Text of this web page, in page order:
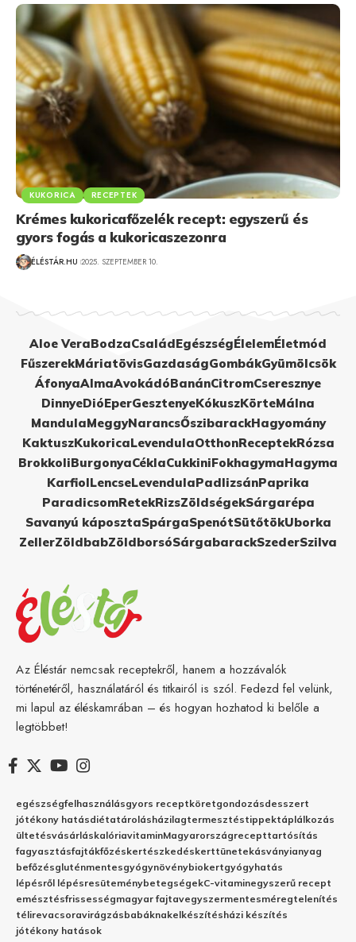
KUKORICA RECEPTEK
Krémes kukoricafőzelék recept: egyszerű és
gyors fogás a kukoricaszezonra
ÉLÉSTÁR.HU 2025. SZEPTEMBER 10.
Aloe VeraBodzaCsaládEgészségÉlelemÉletmód
FűszerekMáriatövisGazdaságGombákGyümölcsök
ÁfonyaAlmaAvokádóBanánCitromCseresznye
DinnyeDióEperGesztenyeKókuszKörteMálna
MandulaMeggyNarancsŐszibarackHagyomány
KaktuszKukoricaLevendulaOtthonReceptekRózsa
BrokkoliBurgonyaCéklaCukkiniFokhagymaHagyma
KarfiolLencseLevendulaPadlizsánPaprika
ParadicsomRetekRizsZöldségekSárgarépa
Savanyú káposztaSpárgaSpenótSütőtökUborka
ZellerZöldbabZöldborsóSárgabarackSzederSzilva
Az Éléstár nemcsak receptekről, hanem a hozzávalók
történetéről, használatáról és titkairól is szól. Fedezd fel velünk,
mi lapul az éléskamrában – és hogyan hozhatod ki belőle a
legtöbbet!
egészségfelhasználásgyors receptköretgondozásdesszert
jótékony hatásdiétatárolásházilagtermesztéstippektáplálkozás
ültetésvásárláskalóriavitaminMagyarországrecepttartósítás
fagyasztásfajtákfőzéskertészkedéskerttünetekásványianyag
befőzésgluténmentesgyógynövénybiokertgyógyhatás
lépésről lépésresüteménybetegségekC-vitaminegyszerű recept
emésztésfrissességmagyar fajtavegyszermentesméregtelenítés
télirevacsoravirágzásbabáknakelkészítésházi készítés
jótékony hatások